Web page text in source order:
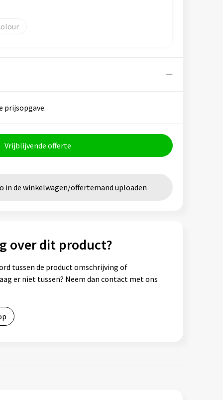
prijsopgave.
Vrijblijvende offerte
in de winkelwagen/offertemand uploaden
over dit product?
tussen de product omschrijving of
er niet tussen? Neem dan contact met ons